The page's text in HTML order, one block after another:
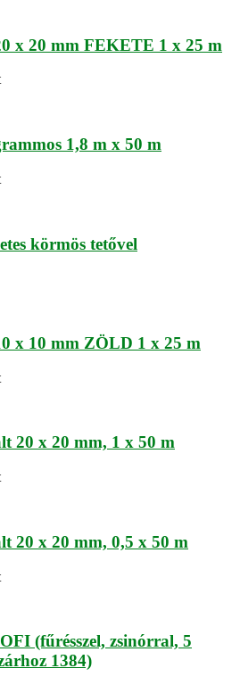
x 20 mm FEKETE 1 x 25 m
1,8 m x 50 m
körmös tetővel
x 10 mm ZÖLD 1 x 25 m
20 x 20 mm, 1 x 50 m
20 x 20 mm, 0,5 x 50 m
(fűrésszel, zsinórral, 5
1384)